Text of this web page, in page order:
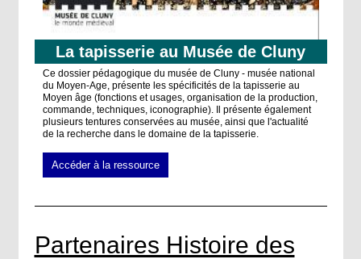
La tapisserie au Musée de Cluny
Ce dossier pédagogique du musée de Cluny - musée national
du Moyen-Age, présente les spécificités de la tapisserie au
Moyen âge (fonctions et usages, organisation de la production,
commande, techniques, iconographie). Il présente également
plusieurs tentures conservées au musée, ainsi que l'actualité
de la recherche dans le domaine de la tapisserie.
Accéder à la ressource
Partenaires Histoire des